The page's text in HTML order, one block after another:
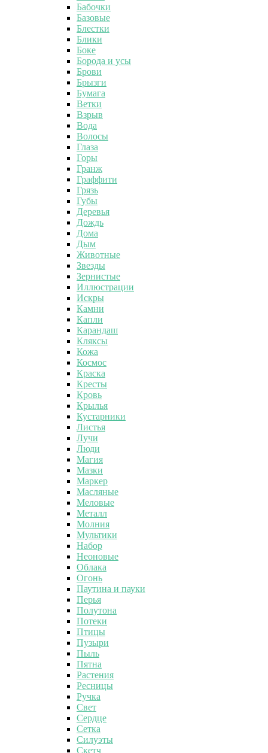
Бабочки
Базовые
Блестки
Блики
Боке
Борода и усы
Брови
Брызги
Бумага
Ветки
Взрыв
Вода
Волосы
Глаза
Горы
Гранж
Граффити
Грязь
Губы
Деревья
Дождь
Дома
Дым
Животные
Звезды
Зернистые
Иллюстрации
Искры
Камни
Капли
Карандаш
Кляксы
Кожа
Космос
Краска
Кресты
Кровь
Крылья
Кустарники
Листья
Лучи
Люди
Магия
Мазки
Маркер
Масляные
Меловые
Металл
Молния
Мультики
Набор
Неоновые
Облака
Огонь
Паутина и пауки
Перья
Полутона
Потеки
Птицы
Пузыри
Пыль
Пятна
Растения
Ресницы
Ручка
Свет
Сердце
Сетка
Силуэты
Скетч